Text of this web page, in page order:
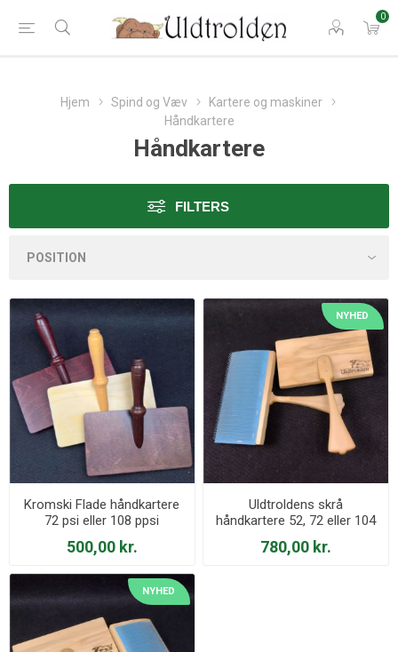
0
Hjem Spind og Væv
Kartere og maskiner
Håndkartere
Håndkartere
FILTERS
Kromski Flade håndkartere
72 psi eller 108 ppsi
500,00 kr.
NYHED
Uldtroldens skrå
håndkartere 52, 72 eller 104
ppsi - Ergonomisk
780,00 kr.
NYHED